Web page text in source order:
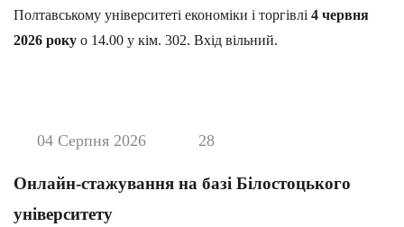
Полтавському університеті економіки і торгівлі 4 червня
2026 року о 14.00 у кім. 302. Вхід вільний.
04 Серпня 2026 28
Онлайн-стажування на базі Білостоцького
університету